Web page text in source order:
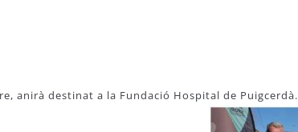
anirà destinat a la Fundació Hospital de Puigcerdà.